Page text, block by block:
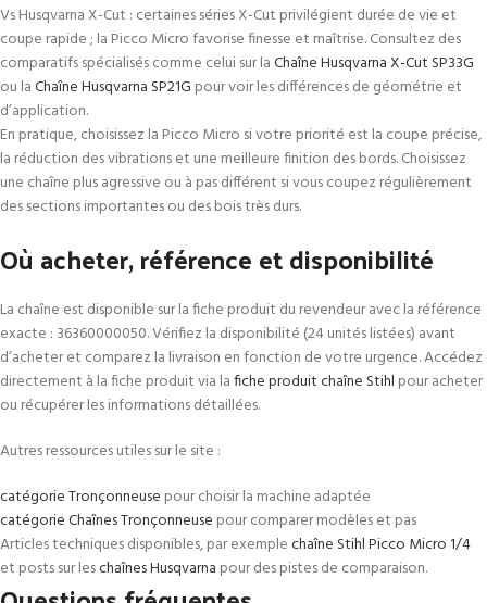
Vs Husqvarna X-Cut : certaines séries X-Cut privilégient durée de vie et
coupe rapide ; la Picco Micro favorise finesse et maîtrise. Consultez des
comparatifs spécialisés comme celui sur laChaîne Husqvarna X-Cut SP33G
ou laChaîne Husqvarna SP21G pour voir les différences de géométrie et
d’application.
En pratique, choisissez la Picco Micro si votre priorité est la coupe précise,
la réduction des vibrations et une meilleure finition des bords. Choisissez
une chaîne plus agressive ou à pas différent si vous coupez régulièrement
des sections importantes ou des bois très durs.
Où acheter, référence et disponibilité
La chaîne est disponible sur la fiche produit du revendeur avec la référence
exacte : 36360000050. Vérifiez la disponibilité (24 unités listées) avant
d’acheter et comparez la livraison en fonction de votre urgence. Accédez
directement à la fiche produit via lafiche produit chaîne Stihl pour acheter
ou récupérer les informations détaillées.
Autres ressources utiles sur le site :
catégorie Tronçonneuse pour choisir la machine adaptée
catégorie Chaînes Tronçonneuse pour comparer modèles et pas
Articles techniques disponibles, par exemplechaîne Stihl Picco Micro 1/4
et posts sur leschaînes Husqvarna pour des pistes de comparaison.